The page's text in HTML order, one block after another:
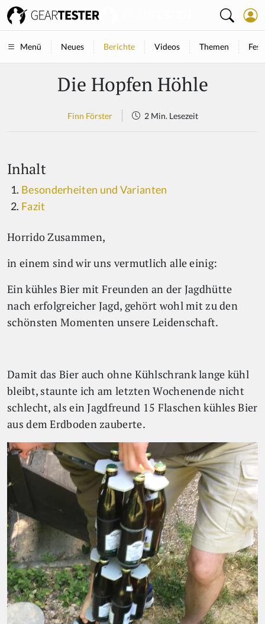
Menü Neues Berichte Videos Themen
Die Hopfen Höhle
Finn Förster 2 Min. Lesezeit
Inhalt
Besonderheiten und Varianten
Fazit
Horrido Zusammen,
in einem sind wir uns vermutlich alle einig:
Ein kühles Bier mit Freunden an der Jagdhütte
nach erfolgreicher Jagd, gehört wohl mit zu den
schönsten Momenten unsere Leidenschaft.
Damit das Bier auch ohne Kühlschrank lange kühl
bleibt, staunte ich am letzten Wochenende nicht
schlecht, als ein Jagdfreund 15 Flaschen kühles Bier
aus dem Erdboden zauberte.